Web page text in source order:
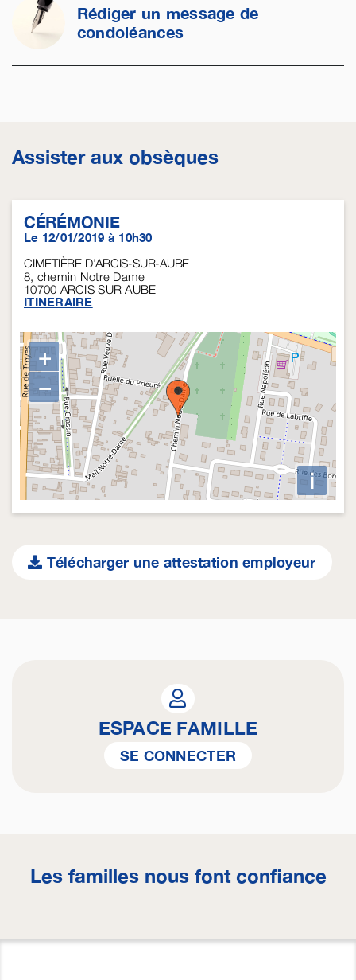
Rédiger un message de
condoléances
Assister aux obsèques
CÉRÉMONIE
Le 12/01/2019 à 10h30
CIMETIÈRE D'ARCIS-SUR-AUBE
8, chemin Notre Dame
10700 ARCIS SUR AUBE
ITINERAIRE
+
−
i
Télécharger une attestation employeur
ESPACE FAMILLE
SE CONNECTER
Les familles nous font confiance